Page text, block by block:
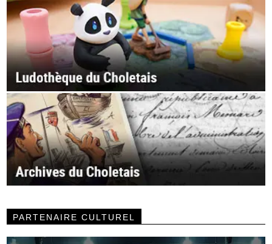
PARTENAIRE CULTUREL